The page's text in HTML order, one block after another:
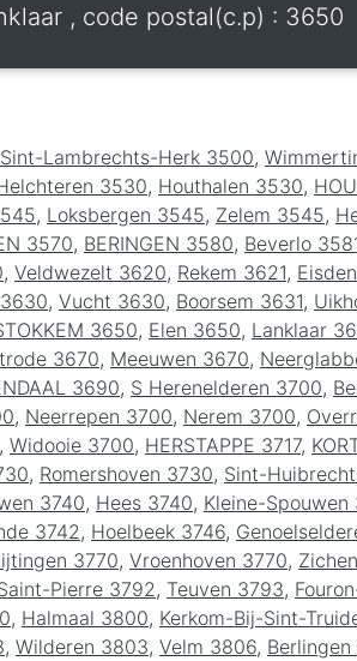
, code postal(c.p) : 3650
Sint-Lambrechts-Herk 3500,
3530, Houthalen 3530,
, Loksbergen 3545, Zelem 3545,
3570, BERINGEN 3580, Beverlo
, Veldwezelt 3620, Rekem 3621,
, Vucht 3630, Boorsem 3631,
3650, Elen 3650, Lanklaar
3670, Meeuwen 3670,
3690, S Herenelderen 3700,
, Neerrepen 3700, Nerem 3700,
, Widooie 3700, HERSTAPPE 3717,
, Romershoven 3730, Sint-
3740, Hees 3740, Kleine-Spouwen
3742 , Hoelbeek 3746,
3770, Vroenhoven 3770,
Pierre 3792 , Teuven 3793,
, Halmaal 3800, Kerkom-Bij-Sint-
, Wilderen 3803, Velm 3806,